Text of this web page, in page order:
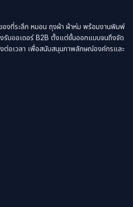
องที่ระลึก หมอน ถุงผ้า ผ้าห่ม พร้อมงานพิมพ์
รับออเดอร์ B2B ตั้งแต่ขั้นออกแบบจนถึงจัด
ต่อเวลา เพื่อสนับสนุนภาพลักษณ์องค์กรและ